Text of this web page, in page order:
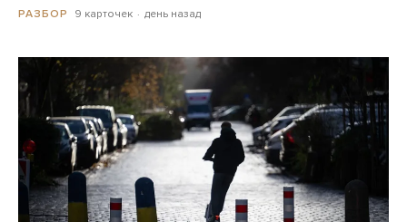
РАЗБОР 9 карточек день назад